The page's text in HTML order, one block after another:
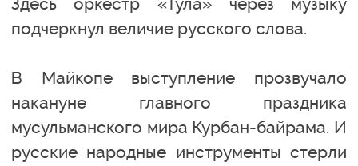
подчеркнул величие русского слова.
В Майкопе выступление прозвучало
накануне главного праздника
мусульманского мира Курбан-байрама. И
русские народные инструменты стерли